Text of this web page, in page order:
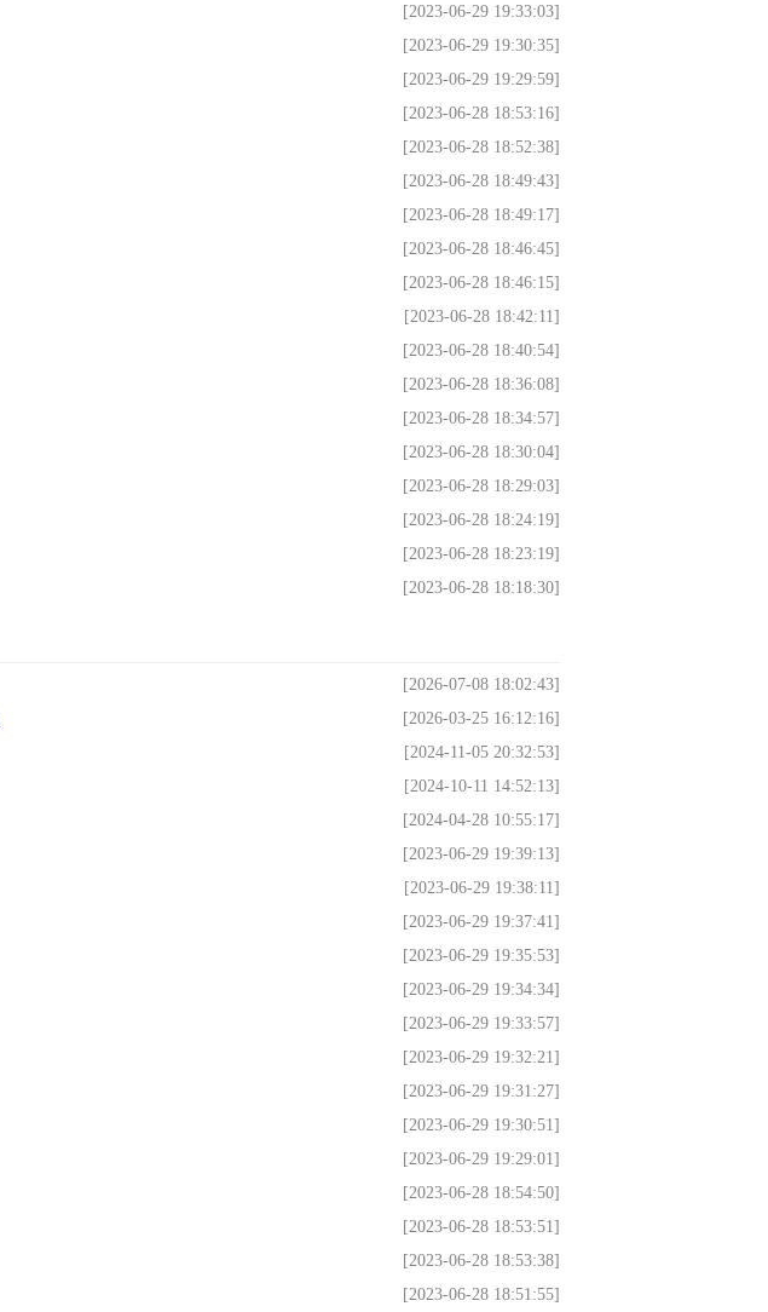
[2023-06-29 19:33:03]
[2023-06-29 19:30:35]
[2023-06-29 19:29:59]
[2023-06-28 18:53:16]
[2023-06-28 18:52:38]
[2023-06-28 18:49:43]
[2023-06-28 18:49:17]
[2023-06-28 18:46:45]
[2023-06-28 18:46:15]
[2023-06-28 18:42:11]
[2023-06-28 18:40:54]
[2023-06-28 18:36:08]
[2023-06-28 18:34:57]
[2023-06-28 18:30:04]
[2023-06-28 18:29:03]
[2023-06-28 18:24:19]
[2023-06-28 18:23:19]
[2023-06-28 18:18:30]
[2026-07-08 18:02:43]
[2026-03-25 16:12:16]
[2024-11-05 20:32:53]
[2024-10-11 14:52:13]
[2024-04-28 10:55:17]
[2023-06-29 19:39:13]
[2023-06-29 19:38:11]
[2023-06-29 19:37:41]
[2023-06-29 19:35:53]
[2023-06-29 19:34:34]
[2023-06-29 19:33:57]
[2023-06-29 19:32:21]
[2023-06-29 19:31:27]
[2023-06-29 19:30:51]
[2023-06-29 19:29:01]
[2023-06-28 18:54:50]
[2023-06-28 18:53:51]
[2023-06-28 18:53:38]
[2023-06-28 18:51:55]